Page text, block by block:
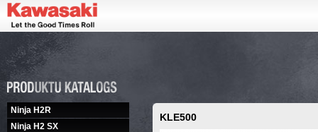
Ninja H2R
Ninja H2 SX
KLE500